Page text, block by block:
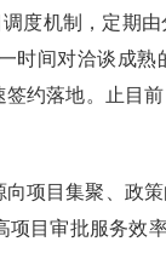
度机制，定期
时间对洽谈成
约落地。止目
项目集聚、政
目审批服务效